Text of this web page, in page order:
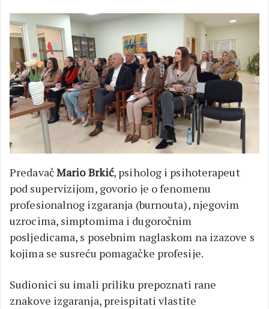
PredavačMario Brkić, psiholog i psihoterapeut
pod supervizijom, govorio je o fenomenu
profesionalnog izgaranja (burnouta), njegovim
uzrocima, simptomima i dugoročnim
posljedicama, s posebnim naglaskom na izazove s
kojima se susreću pomagačke profesije.
Sudionici su imali priliku prepoznati rane
znakove izgaranja, preispitati vlastite